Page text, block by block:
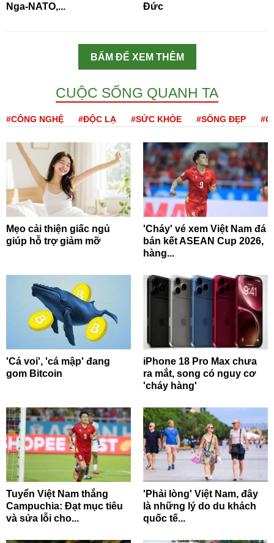
Nga-NATO,...
Đức
BẤM ĐỂ XEM THÊM
CUỘC SỐNG QUANH TA
#CÔNG NGHỆ #ĐỘC LẠ #SỨC KHỎE #SỐNG ĐẸP
Mẹo cải thiện giấc ngủ
giúp hỗ trợ giảm mỡ
'Cháy' vé xem Việt Nam đá
bán kết ASEAN Cup 2026,
hàng...
'Cá voi', 'cá mập' đang
gom Bitcoin
iPhone 18 Pro Max chưa
ra mắt, song có nguy cơ
'cháy hàng'
Tuyển Việt Nam thắng
Campuchia: Đạt mục tiêu
và sửa lỗi cho...
'Phải lòng' Việt Nam, đây
là những lý do du khách
quốc tế...